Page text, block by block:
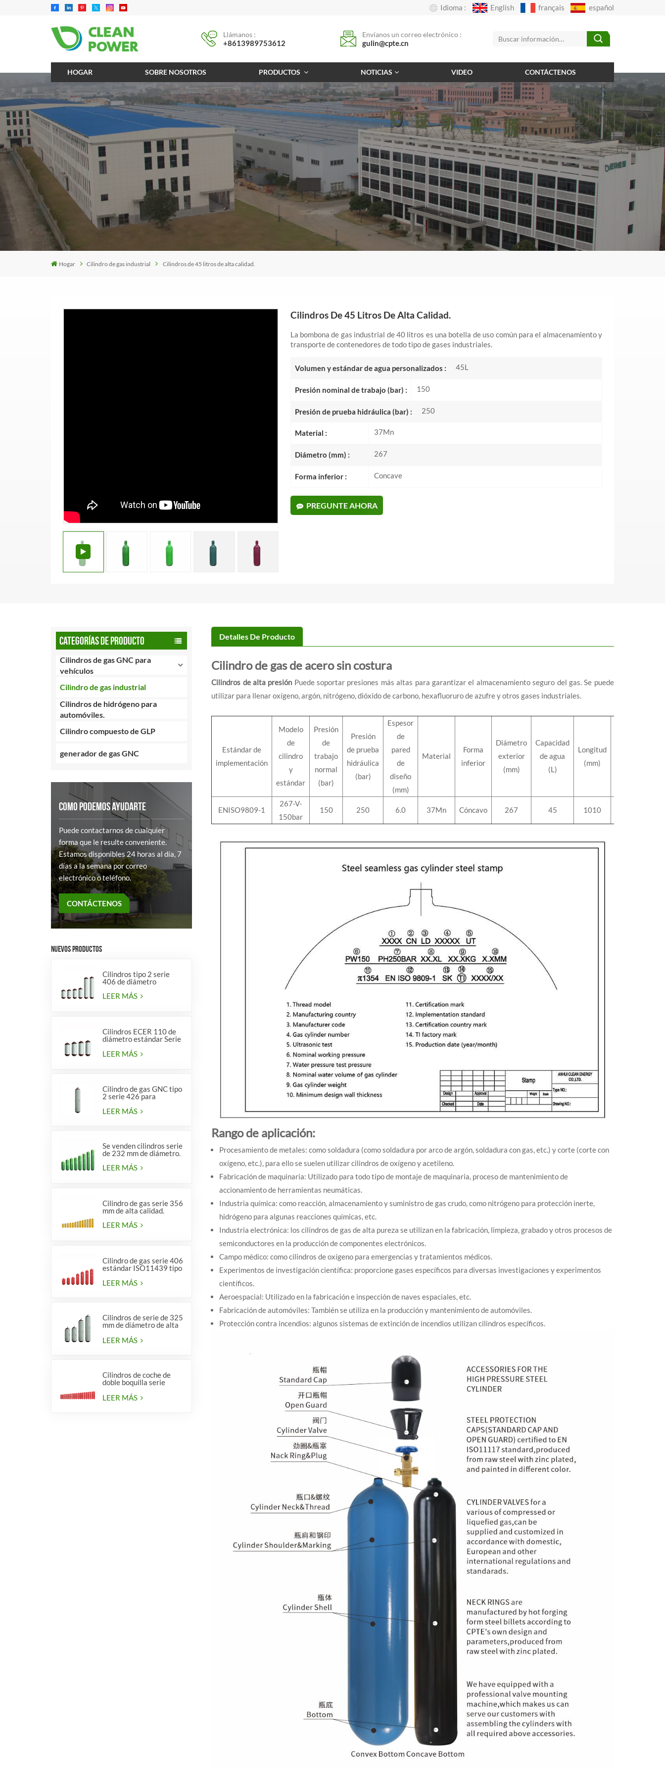
Idioma : English français español
Llámanos :
+8613989753612
Envíanos un correo electrónico :
gulin@cpte.cn
HOGAR SOBRE NOSOTROS PRODUCTOS NOTICIAS VIDEO CONTÁCTENOS
Hogar Cilindro de gas industrial Cilindros de 45 litros de alta calidad.
Cilindros De 45 Litros De Alta Calidad.
La bombona de gas industrial de 40 litros es una botella de uso común para el almacenamiento y
transporte de contenedores de todo tipo de gases industriales.
Volumen y estándar de agua personalizados : 45L
Presión nominal de trabajo (bar) : 150
Presión de prueba hidráulica (bar) : 250
Material : 37Mn
Diámetro (mm) : 267
Forma inferior : Concave
PREGUNTE AHORA
CATEGORÍAS DE PRODUCTO
Cilindros de gas GNC para
vehículos
Cilindro de gas industrial
Cilindros de hidrógeno para
automóviles.
Cilindro compuesto de GLP
generador de gas GNC
COMO PODEMOS AYUDARTE
Puede contactarnos de cualquier
forma que le resulte conveniente.
Estamos disponibles 24 horas al día, 7
días a la semana por correo
electrónico o teléfono.
CONTÁCTENOS
NUEVOS PRODUCTOS
Cilindros tipo 2 serie
406 de diámetro
LEER MÁS
Cilindros ECER 110 de
diámetro estándar Serie
LEER MÁS
Cilindro de gas GNC tipo
2 serie 426 para
LEER MÁS
Se venden cilindros serie
de 232 mm de diámetro.
LEER MÁS
Cilindro de gas serie 356
mm de alta calidad.
LEER MÁS
Cilindro de gas serie 406
estándar ISO11439 tipo
LEER MÁS
Cilindros de serie de 325
mm de diámetro de alta
LEER MÁS
Cilindros de coche de
doble boquilla serie
diámetro 406 mm
LEER MÁS
Detalles De Producto
Cilindro de gas de acero sin costura
Cilindros de alta presión Puede soportar presiones más altas para garantizar el almacenamiento seguro del gas. Se puede
utilizar para llenar oxígeno, argón, nitrógeno, dióxido de carbono, hexafluoruro de azufre y otros gases industriales.
Estándar de
implementación
Modelo
de
cilindro
y
estándar
Presión
de
trabajo
normal
(bar)
Presión
de prueba
hidráulica
(bar)
Espesor
de
pared
de
diseño
(mm)
Material
Forma
inferior
Diámetro
exterior
(mm)
Capacidad
de agua
(L)
Longitud
(mm)
ENISO9809-1
267-V-
150bar
150 250 6.0 37Mn Cóncavo 267 45 1010
Rango de aplicación:
Procesamiento de metales: como soldadura (como soldadura por arco de argón, soldadura con gas, etc.) y corte (corte con
oxígeno, etc.), para ello se suelen utilizar cilindros de oxígeno y acetileno.
Fabricación de maquinaria: Utilizado para todo tipo de montaje de maquinaria, proceso de mantenimiento de
accionamiento de herramientas neumáticas.
Industria química: como reacción, almacenamiento y suministro de gas crudo, como nitrógeno para protección inerte,
hidrógeno para algunas reacciones químicas, etc.
Industria electrónica: los cilindros de gas de alta pureza se utilizan en la fabricación, limpieza, grabado y otros procesos de
semiconductores en la producción de componentes electrónicos.
Campo médico: como cilindros de oxígeno para emergencias y tratamientos médicos.
Experimentos de investigación científica: proporcione gases específicos para diversas investigaciones y experimentos
científicos.
Aeroespacial: Utilizado en la fabricación e inspección de naves espaciales, etc.
Fabricación de automóviles: También se utiliza en la producción y mantenimiento de automóviles.
Protección contra incendios: algunos sistemas de extinción de incendios utilizan cilindros específicos.